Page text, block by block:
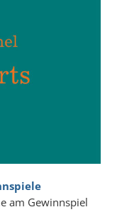
am Gewinnspiel